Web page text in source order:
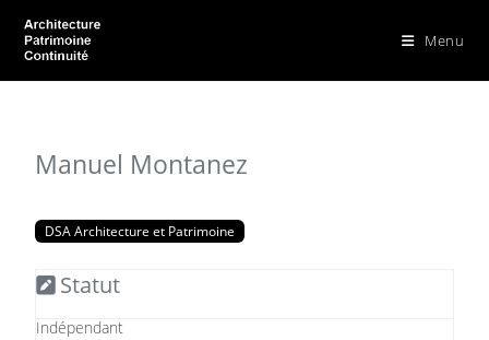
Menu
Manuel Montanez
DSA Architecture et Patrimoine
Statut
Indépendant